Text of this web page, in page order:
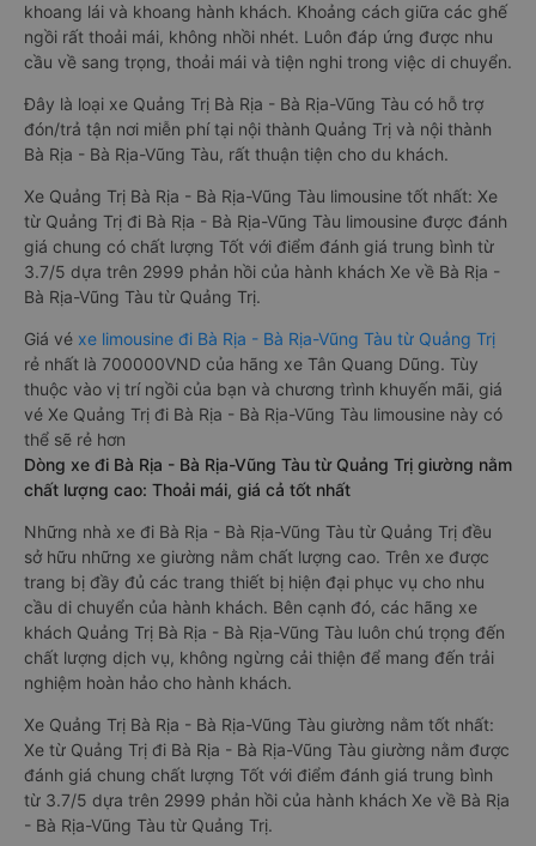
khoang lái và khoang hành khách. Khoảng cách giữa các ghế
ngồi rất thoải mái, không nhồi nhét. Luôn đáp ứng được nhu
cầu về sang trọng, thoải mái và tiện nghi trong việc di chuyển.
Đây là loại xe Quảng Trị Bà Rịa - Bà Rịa-Vũng Tàu có hỗ trợ
đón/trả tận nơi miễn phí tại nội thành Quảng Trị và nội thành
Bà Rịa - Bà Rịa-Vũng Tàu, rất thuận tiện cho du khách.
Xe Quảng Trị Bà Rịa - Bà Rịa-Vũng Tàu limousine tốt nhất: Xe
từ Quảng Trị đi Bà Rịa - Bà Rịa-Vũng Tàu limousine được đánh
giá chung có chất lượng Tốt với điểm đánh giá trung bình từ
3.7/5 dựa trên 2999 phản hồi của hành khách Xe về Bà Rịa -
Bà Rịa-Vũng Tàu từ Quảng Trị.
Giá vé xe limousine đi Bà Rịa - Bà Rịa-Vũng Tàu từ Quảng Trị
rẻ nhất là 700000VND của hãng xe Tân Quang Dũng. Tùy
thuộc vào vị trí ngồi của bạn và chương trình khuyến mãi, giá
vé Xe Quảng Trị đi Bà Rịa - Bà Rịa-Vũng Tàu limousine này có
thể sẽ rẻ hơn
Dòng xe đi Bà Rịa - Bà Rịa-Vũng Tàu từ Quảng Trị giường nằm
chất lượng cao: Thoải mái, giá cả tốt nhất
Những nhà xe đi Bà Rịa - Bà Rịa-Vũng Tàu từ Quảng Trị đều
sở hữu những xe giường nằm chất lượng cao. Trên xe được
trang bị đầy đủ các trang thiết bị hiện đại phục vụ cho nhu
cầu di chuyển của hành khách. Bên cạnh đó, các hãng xe
khách Quảng Trị Bà Rịa - Bà Rịa-Vũng Tàu luôn chú trọng đến
chất lượng dịch vụ, không ngừng cải thiện để mang đến trải
nghiệm hoàn hảo cho hành khách.
Xe Quảng Trị Bà Rịa - Bà Rịa-Vũng Tàu giường nằm tốt nhất:
Xe từ Quảng Trị đi Bà Rịa - Bà Rịa-Vũng Tàu giường nằm được
đánh giá chung chất lượng Tốt với điểm đánh giá trung bình
từ 3.7/5 dựa trên 2999 phản hồi của hành khách Xe về Bà Rịa
- Bà Rịa-Vũng Tàu từ Quảng Trị.